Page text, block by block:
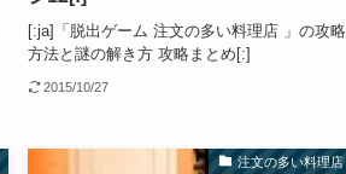
[:ja]「脱出ゲーム 注文の多い料理店 」の攻略
方法と謎の解き方 攻略まとめ[:]
2015/10/27
注文の多い料理店